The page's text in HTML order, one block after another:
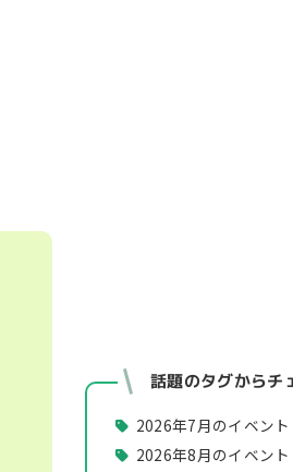
話題のタグからチ
2026年7月のイベント
2026年8月のイベント